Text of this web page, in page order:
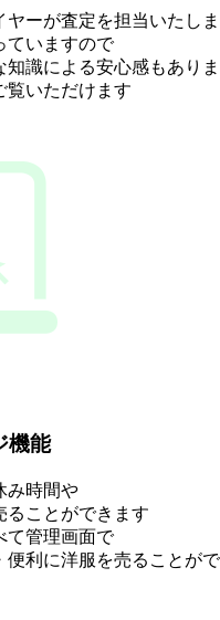
ヤーが査定を担当いたし
ていますので
知識による安心感もあり
覧いただけます
機能
み時間や
ることができます
て管理画面で
便利に洋服を売ることが